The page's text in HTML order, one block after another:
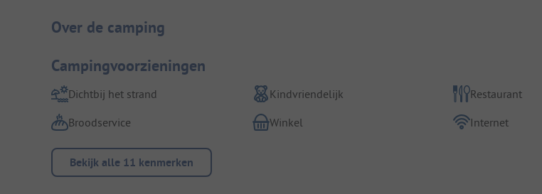
Camping introductie
Over de camping
Campingvoorzieningen
Dichtbij het strand Kindvriendelijk
Restaurant
Broodservice
Winkel Internet
Bekijk alle 11 kenmerken